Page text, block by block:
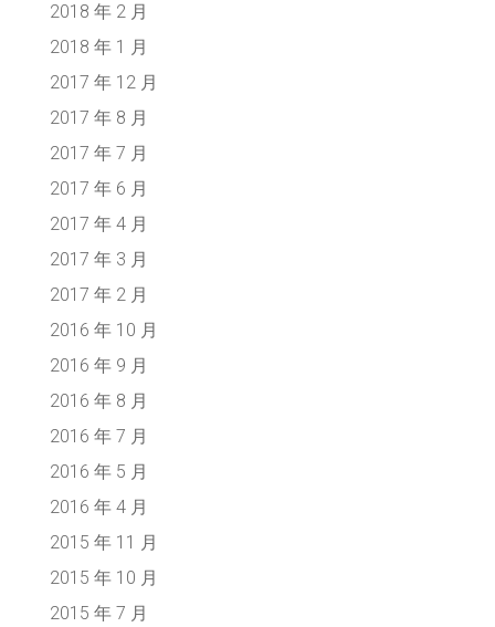
2018 年 2 月
2018 年 1 月
2017 年 12 月
2017 年 8 月
2017 年 7 月
2017 年 6 月
2017 年 4 月
2017 年 3 月
2017 年 2 月
2016 年 10 月
2016 年 9 月
2016 年 8 月
2016 年 7 月
2016 年 5 月
2016 年 4 月
2015 年 11 月
2015 年 10 月
2015 年 7 月